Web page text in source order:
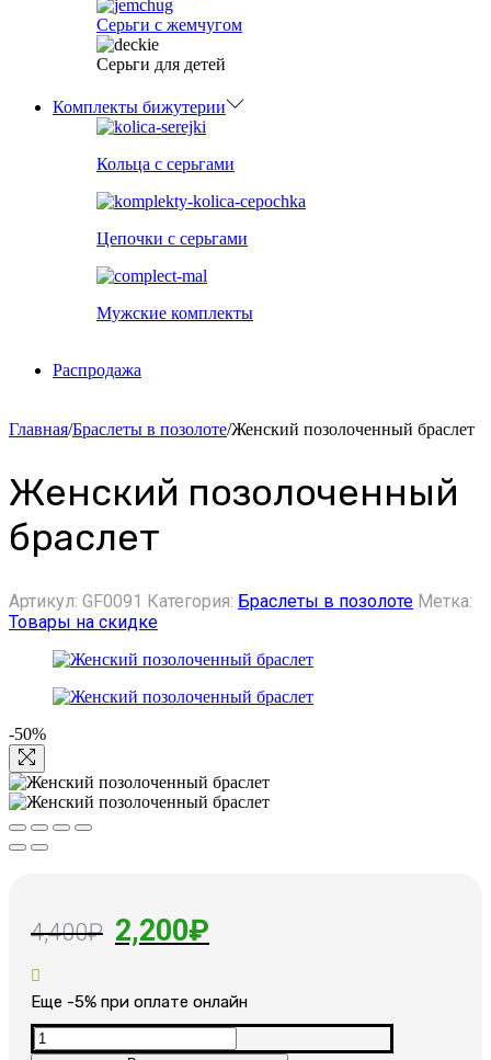
Серьги с жемчугом
Серьги для детей
Комплекты бижутерии
Кольца с серьгами
Цепочки с серьгами
Мужские комплекты
Распродажа
Главная/Браслеты в позолоте/Женский позолоченный браслет
Женский позолоченный
браслет
Артикул: GF0091 Категория: Браслеты в позолоте Метка:
Товары на скидке
-50%
4,400₽ Первоначальная
составляла
4,400₽.
2,200₽
2,200₽.
Еще -5% при оплате онлайн
Количество
товара